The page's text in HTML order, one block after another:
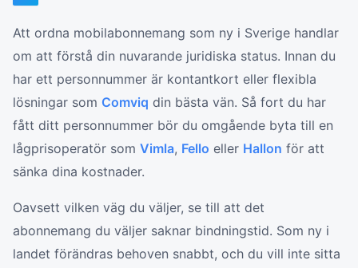
Att ordna mobilabonnemang som ny i Sverige handlar
om att förstå din nuvarande juridiska status. Innan du
har ett personnummer är kontantkort eller flexibla
lösningar som Comviq din bästa vän. Så fort du har
fått ditt personnummer bör du omgående byta till en
lågprisoperatör som Vimla, Fello eller Hallon för att
sänka dina kostnader.
Oavsett vilken väg du väljer, se till att det
abonnemang du väljer saknar bindningstid. Som ny i
landet förändras behoven snabbt, och du vill inte sitta